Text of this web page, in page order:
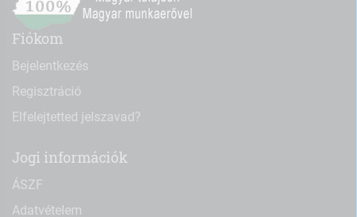
Fiókom
Bejelentkezés
Regisztráció
Elfelejtetted jelszavad?
Jogi információk
ÁSZF
Adatvételem